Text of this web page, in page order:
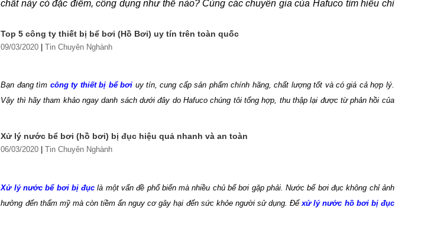
chất này có đặc điểm, công dụng như thế nào? Cùng các chuyên gia của Hafuco tìm hiểu chi
Top 5 công ty thiết bị bể bơi (Hồ Bơi) uy tín trên toàn quốc
09/03/2020 |Tin Chuyên Nghành
Bạn đang tìm công ty thiết bị bể bơi uy tín, cung cấp sản phẩm chính hãng, chất lượng tốt và có giá cả hợp lý.
Vậy thì hãy tham khảo ngay danh sách dưới đây do Hafuco chúng tôi tổng hợp, thu thập lại được từ phản hồi của
Xử lý nước bể bơi (hồ bơi) bị đục hiệu quả nhanh và an toàn
06/03/2020 |Tin Chuyên Nghành
Xử lý nước bể bơi bị đục là một vấn đề phổ biến mà nhiều chủ bể bơi gặp phải. Nước bể bơi đục không chỉ ảnh
hưởng đến thẩm mỹ mà còn tiềm ẩn nguy cơ gây hại đến sức khỏe người sử dụng. Đểxử lý nước hồ bơi bị đục